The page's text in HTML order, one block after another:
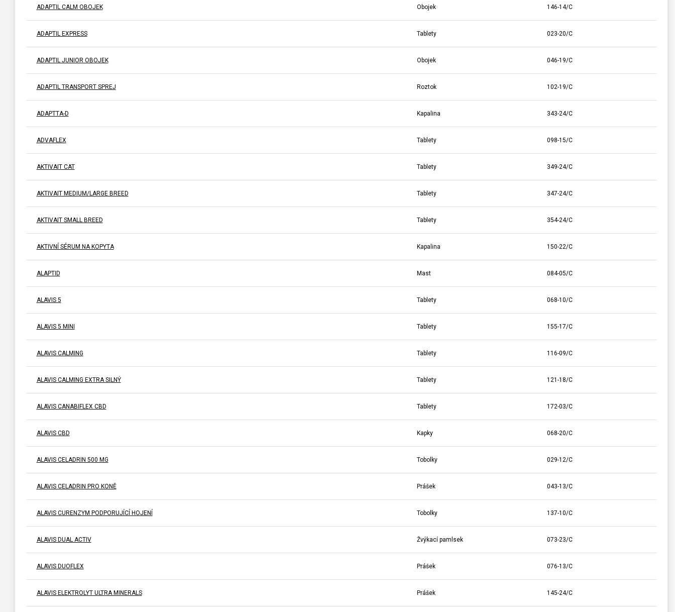
ADAPTIL CALM OBOJEK Obojek 146-14/C
ADAPTIL EXPRESS Tablety 023-20/C
ADAPTIL JUNIOR OBOJEK Obojek 046-19/C
ADAPTIL TRANSPORT SPREJ Roztok 102-19/C
ADAPTTA-D Kapalina 343-24/C
ADVAFLEX Tablety 098-15/C
AKTIVAIT CAT Tablety 349-24/C
AKTIVAIT MEDIUM/LARGE BREED Tablety 347-24/C
AKTIVAIT SMALL BREED Tablety 354-24/C
AKTIVNÍ SÉRUM NA KOPYTA Kapalina 150-22/C
ALAPTID Mast 084-05/C
ALAVIS 5 Tablety 068-10/C
ALAVIS 5 MINI Tablety 155-17/C
ALAVIS CALMING Tablety 116-09/C
ALAVIS CALMING EXTRA SILNÝ Tablety 121-18/C
ALAVIS CANABIFLEX CBD Tablety 172-03/C
ALAVIS CBD Kapky 068-20/C
ALAVIS CELADRIN 500 MG Tobolky 029-12/C
ALAVIS CELADRIN PRO KONĚ Prášek 043-13/C
ALAVIS CURENZYM PODPORUJÍCÍ HOJENÍ Tobolky 137-10/C
ALAVIS DUAL ACTIV Žvýkací pamlsek 073-23/C
ALAVIS DUOFLEX Prášek 076-13/C
ALAVIS ELEKTROLYT ULTRA MINERALS Prášek 145-24/C